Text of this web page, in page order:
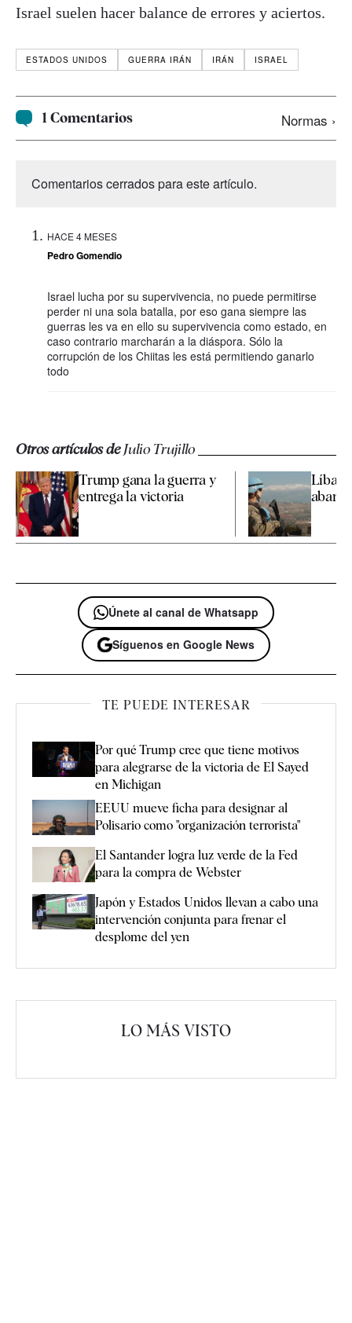
Israel suelen hacer balance de errores y aciertos.
ESTADOS UNIDOS GUERRA IRÁN IRÁN ISRAEL
1 Comentarios Normas ›
Comentarios cerrados para este artículo.
HACE 4 MESES
Pedro Gomendio
Israel lucha por su supervivencia, no puede permitirse
perder ni una sola batalla, por eso gana siempre las
guerras les va en ello su supervivencia como estado, en
caso contrario marcharán a la diáspora. Sólo la
corrupción de los Chiitas les está permitiendo ganarlo
todo
Otros artículos deJulio Trujillo
Trump gana la guerra y
entrega la victoria
Únete al canal de Whatsapp
Síguenos en Google News
TE PUEDE INTERESAR
Por qué Trump cree que tiene motivos
para alegrarse de la victoria de El Sayed
en Michigan
EEUU mueve ficha para designar al
Polisario como "organización terrorista"
El Santander logra luz verde de la Fed
para la compra de Webster
Japón y Estados Unidos llevan a cabo una
intervención conjunta para frenar el
desplome del yen
LO MÁS VISTO